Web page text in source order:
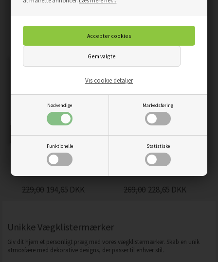
Nødvendige Markedsføring
Funktionelle Statistiske
Vis cookie detaljer
IN THIS HOUSE -
VALGFRI BEDSTE REGLER -
229,00
DREAM BIG, WORK HARD -
WALLSTICKERS
229,00 194,65 DKK
GIV DIG TID -
WALLSTICKERS
269,00 228,65 DKK
Unikke Vægklistermærker
Giv dit hjem et personligt præg med vores vægklistermærker. Skab en unik
atmosfære med dekorative designs, der passer til enhver stil.